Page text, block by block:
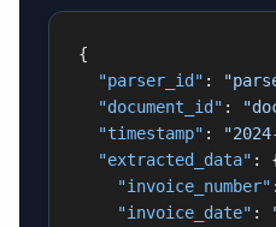
{
"parser_id" :
"document_id" :
"timestamp" :
"extracted_data" :
"invoice_number" :
"invoice_date" :